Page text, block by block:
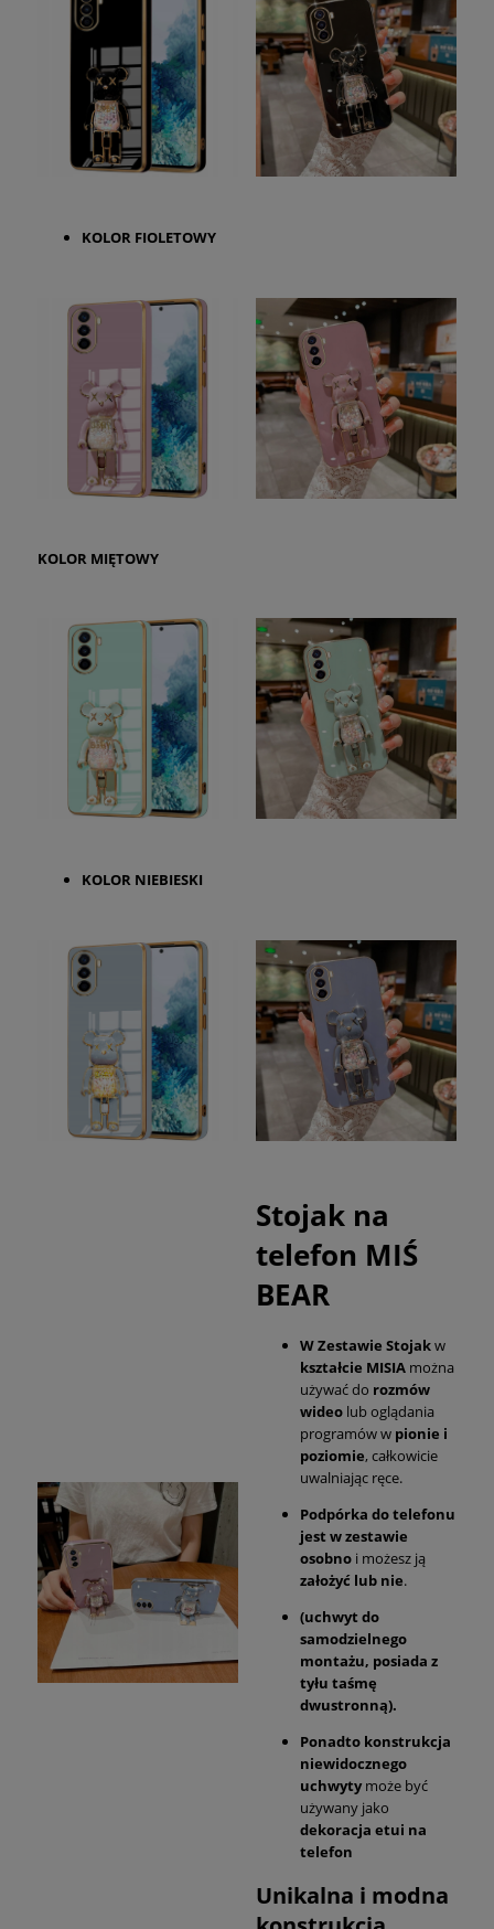
KOLOR FIOLETOWY
KOLOR MIĘTOWY
KOLOR NIEBIESKI
Stojak na
telefon MIŚ
BEAR
W Zestawie Stojakw
kształcie MISIA można
używać do rozmów
wideo lub oglądania
programów w pionie i
poziomie, całkowicie
uwalniając ręce.
Podpórka do telefonu
jest w zestawie
osobno i możesz ją
założyć lub nie.
(uchwyt do
samodzielnego
montażu, posiada z
tyłu taśmę
dwustronną).
Ponadto konstrukcja
niewidocznego
uchwytymoże być
używany jako
dekoracja etui na
telefon
Unikalna i modna